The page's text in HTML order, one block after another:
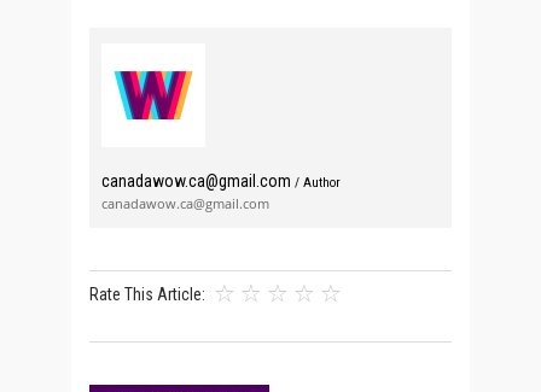
canadawow.ca@gmail.com / Author
canadawow.ca@gmail.com
Rate This Article: